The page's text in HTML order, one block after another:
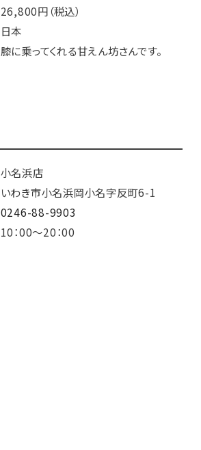
26,800円（税込）
日本
膝に乗ってくれる甘えん坊さんです。
小名浜店
いわき市小名浜岡小名字反町6-1
0246-88-9903
10：00～20：00